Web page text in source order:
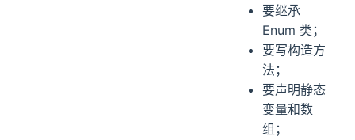
要继承
Enum 类；
要写构造方
法；
要声明静态
变量和数
组；